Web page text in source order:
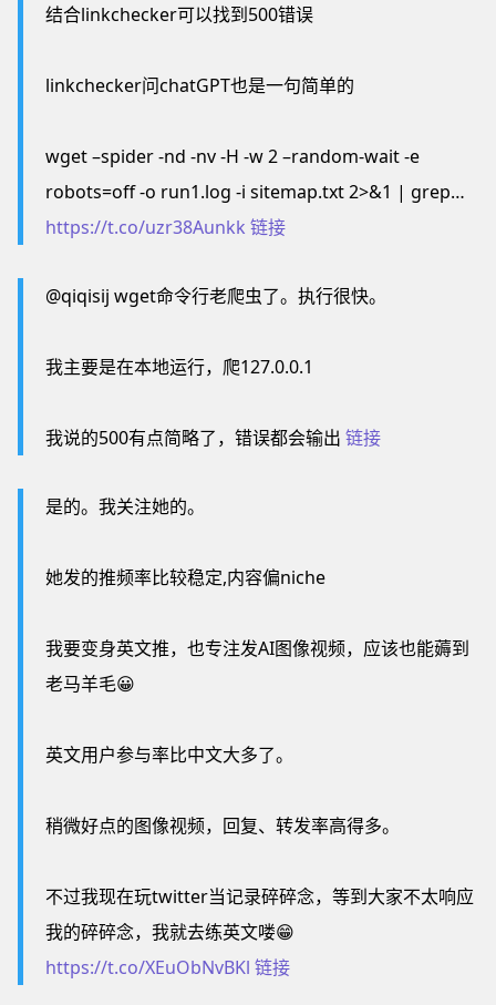
结合linkchecker可以找到500错误
linkchecker问chatGPT也是一句简单的
wget –spider -nd -nv -H -w 2 –random-wait -e
robots=off -o run1.log -i sitemap.txt 2>&1 | grep…
https://t.co/uzr38Aunkk 链接
@qiqisij wget命令行老爬虫了。执行很快。
我主要是在本地运行，爬127.0.0.1
我说的500有点简略了，错误都会输出 链接
是的。我关注她的。
她发的推频率比较稳定,内容偏niche
我要变身英文推，也专注发AI图像视频，应该也能薅到
老马羊毛😀
英文用户参与率比中文大多了。
稍微好点的图像视频，回复、转发率高得多。
不过我现在玩twitter当记录碎碎念，等到大家不太响应
我的碎碎念，我就去练英文喽😁
https://t.co/XEuObNvBKl 链接